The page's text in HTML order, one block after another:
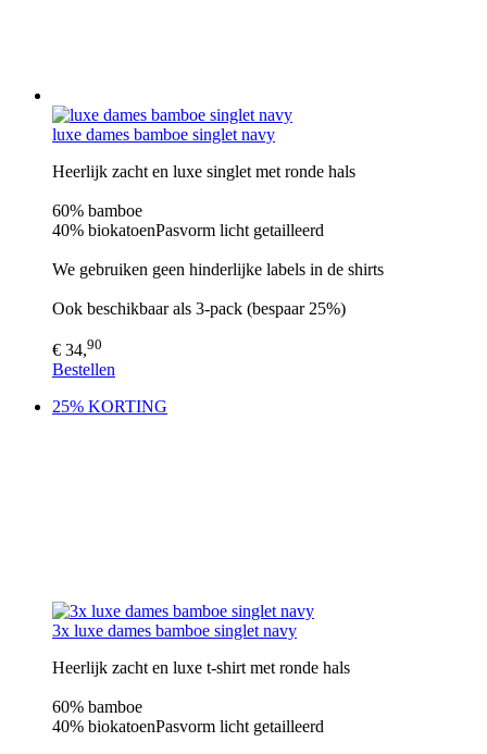
luxe dames bamboe singlet navy
Heerlijk zacht en luxe singlet met ronde hals
60% bamboe
40% biokatoenPasvorm licht getailleerd
We gebruiken geen hinderlijke labels in de shirts
Ook beschikbaar als 3-pack (bespaar 25%)
€ 34,90
Bestellen
25% KORTING
3x luxe dames bamboe singlet navy
Heerlijk zacht en luxe t-shirt met ronde hals
60% bamboe
40% biokatoenPasvorm licht getailleerd